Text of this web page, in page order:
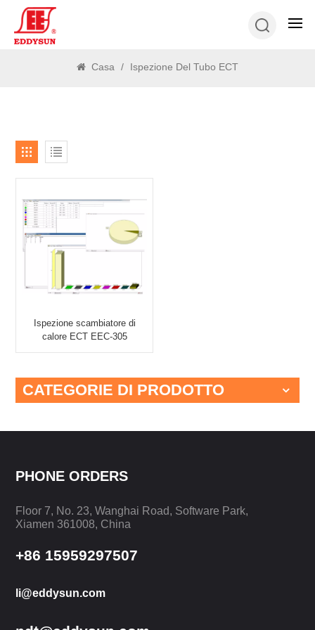
Casa / Ispezione Del Tubo ECT
Ispezione scambiatore di
calore ECT EEC-305
CATEGORIE DI PRODOTTO
PHONE ORDERS
Floor 7, No. 23, Wanghai Road, Software Park,
Xiamen 361008, China
+86 15959297507
li@eddysun.com